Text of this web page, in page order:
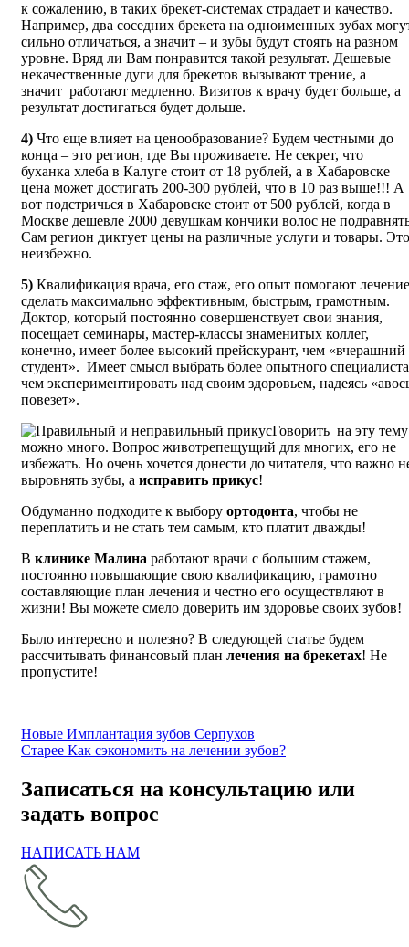
к сожалению, в таких брекет-системах страдает и качество.
Например, два соседних брекета на одноименных зубах
сильно отличаться, а значит – и зубы будут стоять на разном
уровне. Вряд ли Вам понравится такой результат. Дешевые
некачественные дуги для брекетов вызывают трение, а
значит работают медленно. Визитов к врачу будет больше, а
результат достигаться будет дольше.
4) Что еще влияет на ценообразование? Будем честными до
конца – это регион, где Вы проживаете. Не секрет, что
буханка хлеба в Калуге стоит от 18 рублей, а в Хабаровске
цена может достигать 200-300 рублей, что в 10 раз выше!!! А
вот подстричься в Хабаровске стоит от 500 рублей, когда в
Москве дешевле 2000 девушкам кончики волос не
Сам регион диктует цены на различные услуги и товары. Это
неизбежно.
5) Квалификация врача, его стаж, его опыт помогают лечение
сделать максимально эффективным, быстрым, грамотным.
Доктор, который постоянно совершенствует свои знания,
посещает семинары, мастер-классы знаменитых коллег,
конечно, имеет более высокий прейскурант, чем «вчерашний
студент». Имеет смысл выбрать более опытного
чем экспериментировать над своим здоровьем, надеясь
повезет».
Говорить на эту тему
можно много. Вопрос животрепещущий для многих, его не
избежать. Но очень хочется донести до читателя, что важно
выровнять зубы, а исправить прикус!
Обдуманно подходите к выбору ортодонта, чтобы не
переплатить и не стать тем самым, кто платит дважды!
В клинике Малина работают врачи с большим стажем,
постоянно повышающие свою квалификацию, грамотно
составляющие план лечения и честно его осуществляют в
жизни! Вы можете смело доверить им здоровье своих зубов!
Было интересно и полезно? В следующей статье будем
рассчитывать финансовый план лечения на брекетах! Не
пропустите!
Новые Имплантация зубов Серпухов
Старее Как сэкономить на лечении зубов?
Записаться на консультацию или
задать вопрос
НАПИСАТЬ НАМ